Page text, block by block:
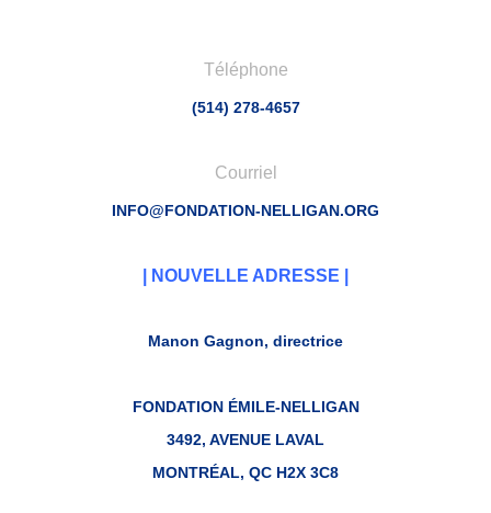
Téléphone
(514) 278-4657
Courriel
INFO@FONDATION-NELLIGAN.ORG
| NOUVELLE ADRESSE |
Manon Gagnon, directrice
FONDATION ÉMILE-NELLIGAN
3492, AVENUE LAVAL
MONTRÉAL, QC H2X 3C8